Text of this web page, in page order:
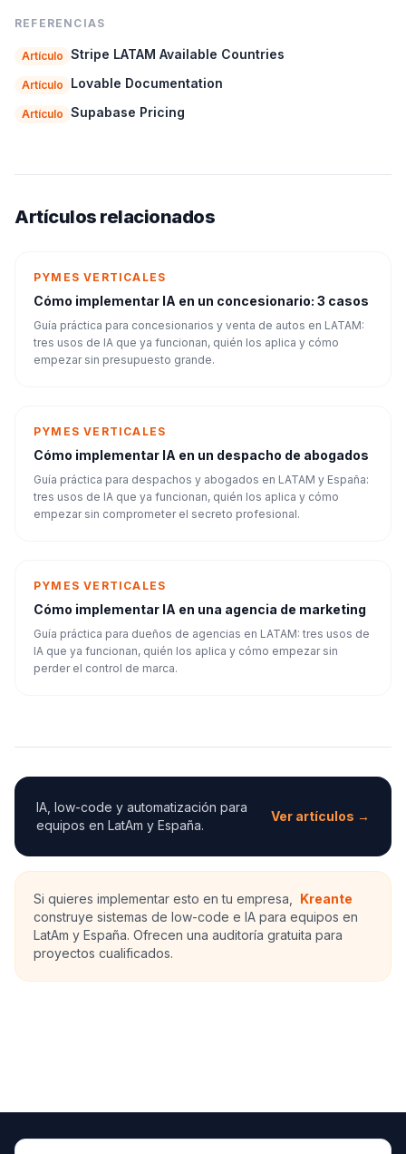
REFERENCIAS
Artículo Stripe LATAM Available Countries
Artículo Lovable Documentation
Artículo Supabase Pricing
Artículos relacionados
PYMES VERTICALES
Cómo implementar IA en un concesionario: 3 casos
Guía práctica para concesionarios y venta de autos en LATAM:
tres usos de IA que ya funcionan, quién los aplica y cómo
empezar sin presupuesto grande.
PYMES VERTICALES
Cómo implementar IA en un despacho de abogados
Guía práctica para despachos y abogados en LATAM y España:
tres usos de IA que ya funcionan, quién los aplica y cómo
empezar sin comprometer el secreto profesional.
PYMES VERTICALES
Cómo implementar IA en una agencia de marketing
Guía práctica para dueños de agencias en LATAM: tres usos de
IA que ya funcionan, quién los aplica y cómo empezar sin
perder el control de marca.
IA, low-code y automatización para
equipos en LatAm y España.
Ver artículos →
Si quieres implementar esto en tu empresa,
Kreante
construye sistemas de low-code e IA para equipos en
LatAm y España. Ofrecen una auditoría gratuita para
proyectos cualificados.